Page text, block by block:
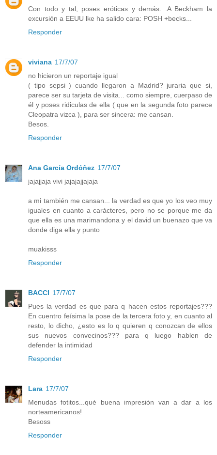
Con todo y tal, poses eróticas y demás. .A Beckham la
excursión a EEUU lke ha salido cara: POSH +becks...
Responder
viviana 17/7/07
no hicieron un reportaje igual
( tipo sepsi ) cuando llegaron a Madrid? juraria que si,
parece ser su tarjeta de visita... como siempre, cuerpaso de
él y poses ridiculas de ella ( que en la segunda foto parece
Cleopatra vizca ), para ser sincera: me cansan.
Besos.
Responder
Ana García Ordóñez 17/7/07
jajajjaja vivi jajajajjajaja
a mi también me cansan... la verdad es que yo los veo muy
iguales en cuanto a carácteres, pero no se porque me da
que ella es una marimandona y el david un buenazo que va
donde diga ella y punto
muakisss
Responder
BACCI 17/7/07
Pues la verdad es que para q hacen estos reportajes???
En cuentro feísima la pose de la tercera foto y, en cuanto al
resto, lo dicho, ¿esto es lo q quieren q conozcan de ellos
sus nuevos convecinos??? para q luego hablen de
defender la intimidad
Responder
Lara 17/7/07
Menudas fotitos...qué buena impresión van a dar a los
norteamericanos!
Besoss
Responder